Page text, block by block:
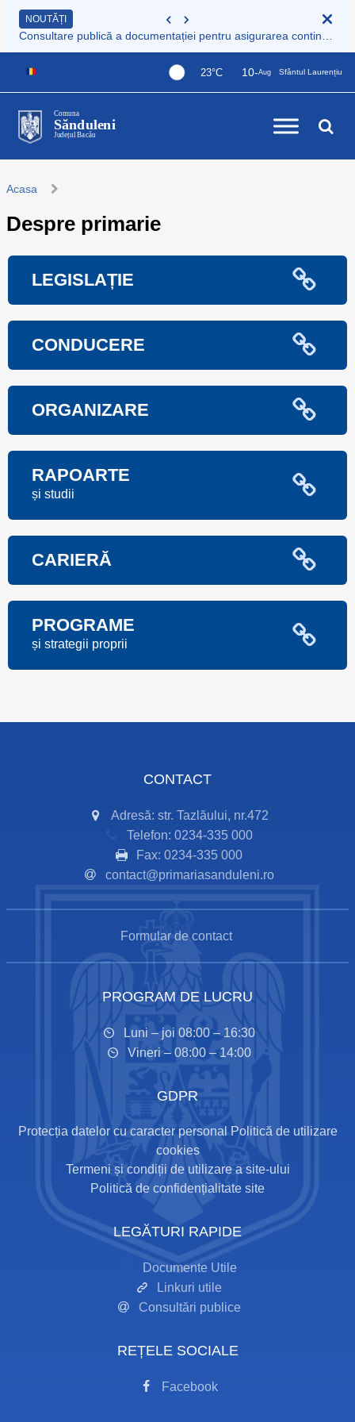
NOUTĂȚI
23°C 10-Aug Sfântul Laurențiu
Comuna
Sănduleni
Județul Bacău
Acasa
Despre primarie
LEGISLAȚIE
CONDUCERE
ORGANIZARE
RAPOARTE
și studii
CARIERĂ
PROGRAME
și strategii proprii
CONTACT
Adresă: str. Tazlăului, nr.472
Telefon: 0234-335 000
Fax: 0234-335 000
contact@primariasanduleni.ro
Formular de contact
PROGRAM DE LUCRU
Luni – joi 08:00 – 16:30
Vineri – 08:00 – 14:00
GDPR
Protecția datelor cu caracter personal
Politică de utilizare
cookies
Termeni și condiții de utilizare a site-ului
Politică de confidențialitate site
LEGĂTURI RAPIDE
Documente Utile
Linkuri utile
Consultări publice
REȚELE SOCIALE
Facebook